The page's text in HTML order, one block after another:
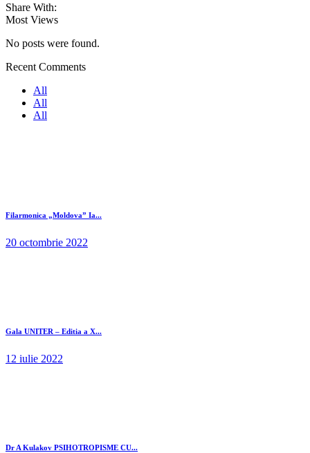
Share With:
Most Views
No posts were found.
Recent Comments
All
All
All
Filarmonica „Moldova” Ia...
20 octombrie 2022
Gala UNITER – Editia a X...
12 iulie 2022
Dr A Kulakov PSIHOTROPISME CU...